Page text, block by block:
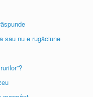
sau nu e rugăciune